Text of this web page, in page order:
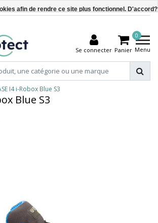
Se connecter
0
Panier Menu
I4 i-Robox Blue S3
Blue S3
afin de rendre ce site plus fonctionnel. D'accord?